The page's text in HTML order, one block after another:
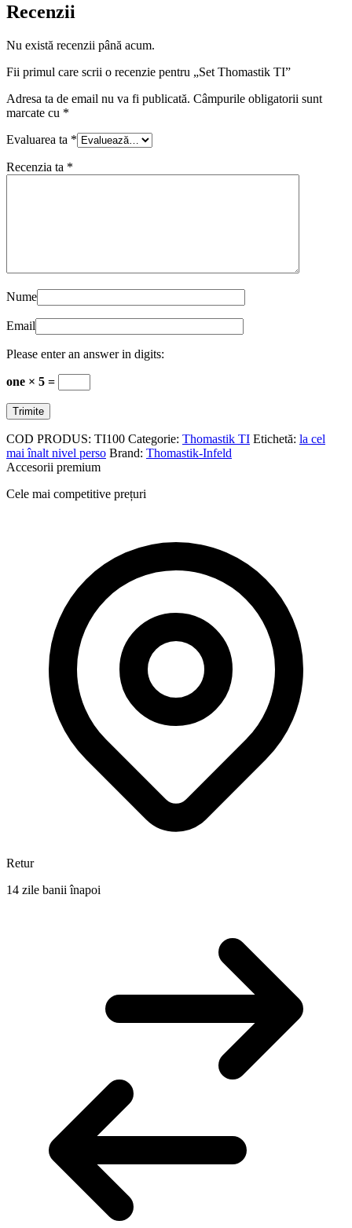
Recenzii
Nu există recenzii până acum.
Fii primul care scrii o recenzie pentru „Set Thomastik TI”
Adresa ta de email nu va fi publicată. Câmpurile obligatorii sunt
marcate cu *
Evaluarea ta *
Recenzia ta *
Nume
Email
Please enter an answer in digits:
one × 5 =
COD PRODUS: TI100 Categorie: Thomastik TI Etichetă: la cel
mai înalt nivel perso Brand: Thomastik-Infeld
Accesorii premium
Cele mai competitive prețuri
Retur
14 zile banii înapoi